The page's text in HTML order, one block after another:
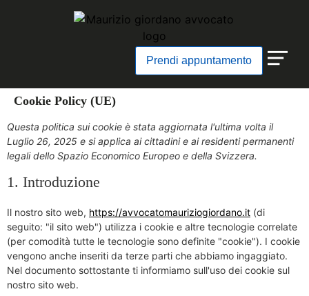
Prendi appuntamento
Cookie Policy (UE)
Questa politica sui cookie è stata aggiornata l'ultima volta il
Luglio 26, 2025 e si applica ai cittadini e ai residenti permanenti
legali dello Spazio Economico Europeo e della Svizzera.
1. Introduzione
Il nostro sito web, https://avvocatomauriziogiordano.it (di
seguito: "il sito web") utilizza i cookie e altre tecnologie correlate
(per comodità tutte le tecnologie sono definite "cookie"). I cookie
vengono anche inseriti da terze parti che abbiamo ingaggiato.
Nel documento sottostante ti informiamo sull'uso dei cookie sul
nostro sito web.